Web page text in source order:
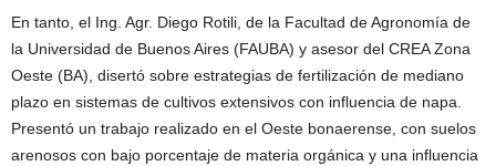
En tanto, el Ing. Agr. Diego Rotili, de la Facultad de Agronomía de
la Universidad de Buenos Aires (FAUBA) y asesor del CREA Zona
Oeste (BA), disertó sobre estrategias de fertilización de mediano
plazo en sistemas de cultivos extensivos con influencia de napa.
Presentó un trabajo realizado en el Oeste bonaerense, con suelos
arenosos con bajo porcentaje de materia orgánica y una influencia